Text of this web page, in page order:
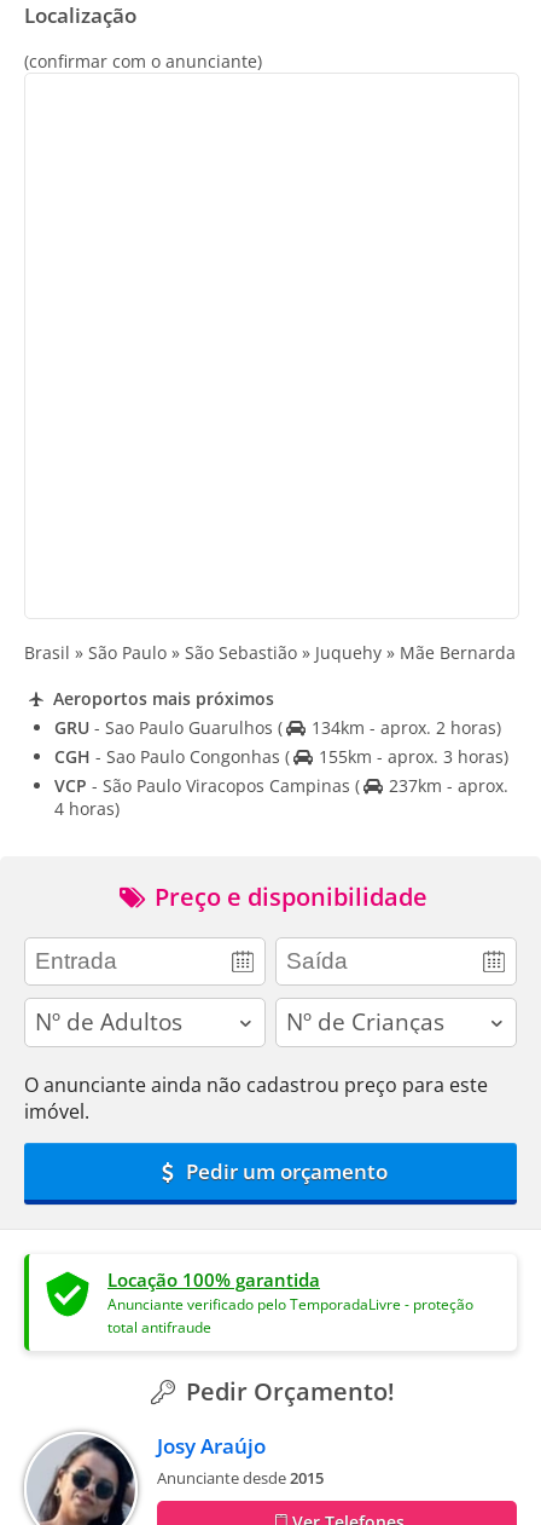
Localização
(confirmar com o anunciante)
Brasil » São Paulo » São Sebastião » Juquehy » Mãe Bernarda
Aeroportos mais próximos
GRU - Sao Paulo Guarulhos (
134km - aprox. 2 horas)
CGH - Sao Paulo Congonhas (
155km - aprox. 3 horas)
VCP - São Paulo Viracopos Campinas (
237km - aprox.
4 horas)
Preço e disponibilidade
adults children
O anunciante ainda não cadastrou preço para este
imóvel.
Pedir um orçamento
Locação 100% garantida
Anunciante verificado pelo TemporadaLivre - proteção
total antifraude
Pedir Orçamento!
Josy Araújo
Anunciante desde2015